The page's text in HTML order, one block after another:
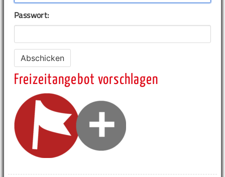
Passwort:
Freizeitangebot vorschlagen